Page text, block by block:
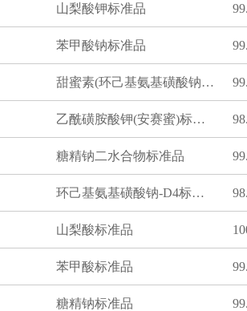
山梨酸钾标准品
苯甲酸钠标准品
甜蜜素(环己基氨基磺酸钠)标准品
乙酰磺胺酸钾(安赛蜜)标准品
糖精钠二水合物标准品
环己基氨基磺酸钠-D4标准品
山梨酸标准品
苯甲酸标准品
糖精钠标准品